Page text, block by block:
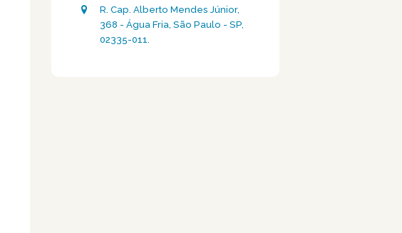
R. Cap. Alberto Mendes Júnior,
368 - Água Fria, São Paulo - SP,
02335-011.